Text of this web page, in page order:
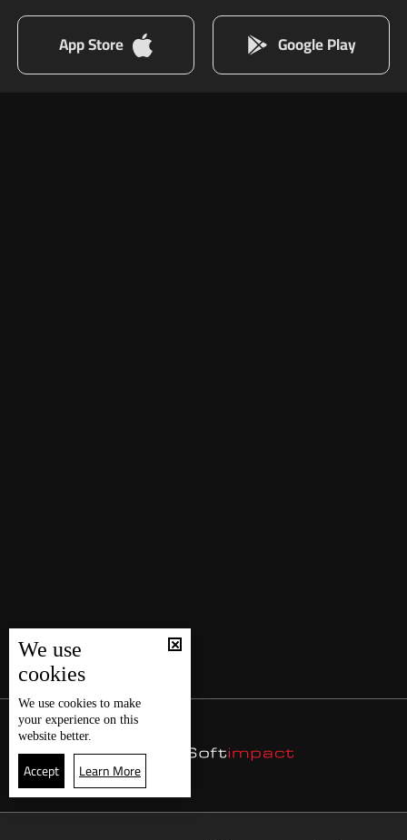
3
Google Play
App Store
We use
cookies
We use cookies to make
your experience on this
website better.
Accept Learn More